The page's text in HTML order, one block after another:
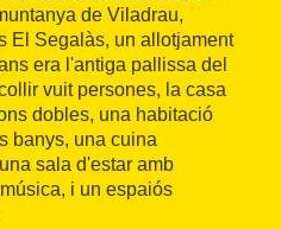
de Viladrau,
El Segalàs, un allotjament
era l'antiga pallissa del
vuit persones, la casa
dobles, una habitació
banys, una cuina
sala d'estar amb
i un espaiós